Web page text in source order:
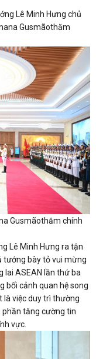
Lê Minh Hưng chủ
Gusmãothăm
Gusmãothăm chính
Lê Minh Hưng ra tận
tướng bày tỏ vui mừng
lai ASEAN lần thứ ba
bối cảnh quan hệ song
là việc duy trì thường
phần tăng cường tin
vực.